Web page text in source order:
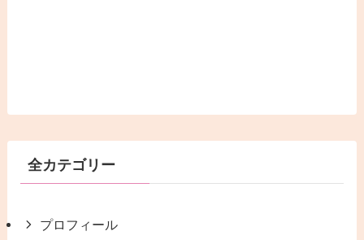
全カテゴリー
プロフィール